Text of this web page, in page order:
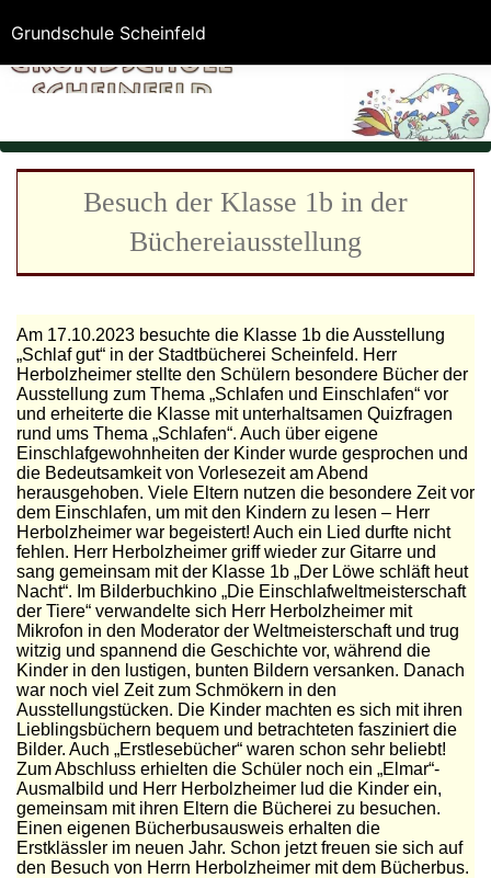
Besuch der Klasse 1b in der
Büchereiausstellung
Am 17.10.2023 besuchte die Klasse 1b die Ausstellung
„Schlaf gut“ in der Stadtbücherei Scheinfeld. Herr
Herbolzheimer stellte den Schülern besondere Bücher der
Ausstellung zum Thema „Schlafen und Einschlafen“ vor
und erheiterte die Klasse mit unterhaltsamen Quizfragen
rund ums Thema „Schlafen“. Auch über eigene
Einschlafgewohnheiten der Kinder wurde gesprochen und
die Bedeutsamkeit von Vorlesezeit am Abend
herausgehoben. Viele Eltern nutzen die besondere Zeit vor
dem Einschlafen, um mit den Kindern zu lesen – Herr
Herbolzheimer war begeistert! Auch ein Lied durfte nicht
fehlen. Herr Herbolzheimer griff wieder zur Gitarre und
sang gemeinsam mit der Klasse 1b „Der Löwe schläft heut
Nacht“. Im Bilderbuchkino „Die Einschlafweltmeisterschaft
der Tiere“ verwandelte sich Herr Herbolzheimer mit
Mikrofon in den Moderator der Weltmeisterschaft und trug
witzig und spannend die Geschichte vor, während die
Kinder in den lustigen, bunten Bildern versanken. Danach
war noch viel Zeit zum Schmökern in den
Ausstellungstücken. Die Kinder machten es sich mit ihren
Lieblingsbüchern bequem und betrachteten fasziniert die
Bilder. Auch „Erstlesebücher“ waren schon sehr beliebt!
Zum Abschluss erhielten die Schüler noch ein „Elmar“-
Ausmalbild und Herr Herbolzheimer lud die Kinder ein,
gemeinsam mit ihren Eltern die Bücherei zu besuchen.
Einen eigenen Bücherbusausweis erhalten die
Erstklässler im neuen Jahr. Schon jetzt freuen sie sich auf
den Besuch von Herrn Herbolzheimer mit dem Bücherbus.
Grundschule Scheinfeld